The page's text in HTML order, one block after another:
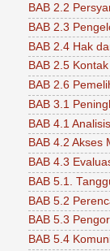
BAB 2.2
BAB 2.3
BAB 2.4 Hak
BAB 2.5
BAB 2.6
BAB 3.1
BAB 4.1
BAB 4.2 Akses
BAB 4.3
BAB 5.1.
BAB 5.2
BAB 5.3
BAB 5.4